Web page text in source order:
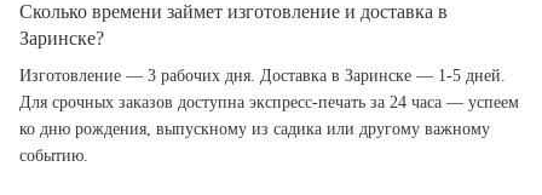
Сколько времени займет изготовление и доставка в
Заринске?
Изготовление — 3 рабочих дня. Доставка в Заринске — 1-5 дней.
Для срочных заказов доступна экспресс-печать за 24 часа — успеем
ко дню рождения, выпускному из садика или другому важному
событию.